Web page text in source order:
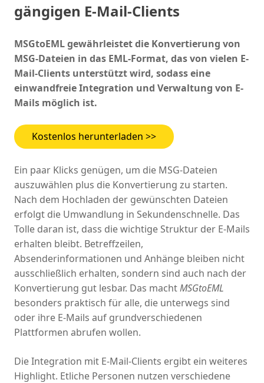
gängigen E-Mail-Clients
MSGtoEML gewährleistet die Konvertierung von
MSG-Dateien in das EML-Format, das von vielen E-
Mail-Clients unterstützt wird, sodass eine
einwandfreie Integration und Verwaltung von E-
Mails möglich ist.
Kostenlos herunterladen >>
Ein paar Klicks genügen, um die MSG-Dateien
auszuwählen plus die Konvertierung zu starten.
Nach dem Hochladen der gewünschten Dateien
erfolgt die Umwandlung in Sekundenschnelle. Das
Tolle daran ist, dass die wichtige Struktur der E-Mails
erhalten bleibt. Betreffzeilen,
Absenderinformationen und Anhänge bleiben nicht
ausschließlich erhalten, sondern sind auch nach der
Konvertierung gut lesbar. Das machtMSGtoEML
besonders praktisch für alle, die unterwegs sind
oder ihre E-Mails auf grundverschiedenen
Plattformen abrufen wollen.
Die Integration mit E-Mail-Clients ergibt ein weiteres
Highlight. Etliche Personen nutzen verschiedene